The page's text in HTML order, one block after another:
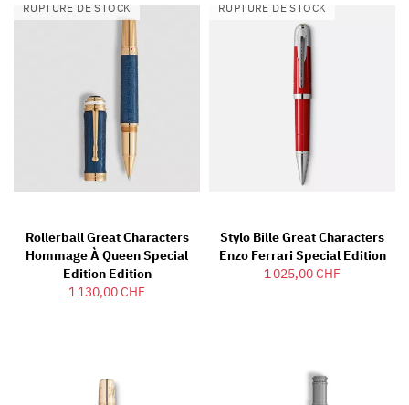
RUPTURE DE STOCK
Rollerball Great Characters
Hommage À Queen Special
Edition Edition
1 130,00 CHF
RUPTURE DE STOCK
Stylo Bille Great Characters
Enzo Ferrari Special Edition
1 025,00 CHF